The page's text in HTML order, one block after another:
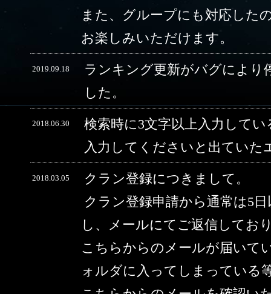
また、グループにも対応した
お楽しみいただけます。
2019.09.18
ランキング更新がバグにより
した。
2018.06.30
検索時に3文字以上入力して
入力してくださいと出ていた
2018.03.05
クラン登録につきまして。
クラン登録申請から通常は5
し、メールにてご返信してお
こちらからのメールが届いて
ォルダに入ってしまっている